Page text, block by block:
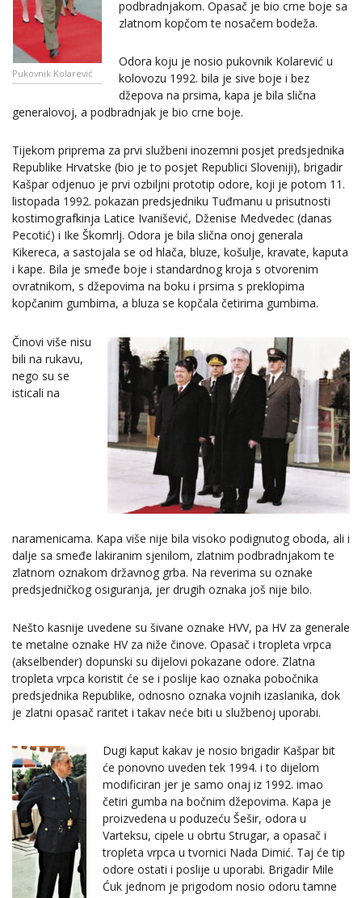
Pukovnik Kolarević
podbradnjakom. Opasač je bio crne boje sa
zlatnom kopčom te nosačem bodeža.
Odora koju je nosio pukovnik Kolarević u
kolovozu 1992. bila je sive boje i bez
džepova na prsima, kapa je bila slična
generalovoj, a podbradnjak je bio crne boje.
Tijekom priprema za prvi službeni inozemni posjet predsjednika
Republike Hrvatske (bio je to posjet Republici Sloveniji), brigadir
Kašpar odjenuo je prvi ozbiljni prototip odore, koji je potom 11.
listopada 1992. pokazan predsjedniku Tuđmanu u prisutnosti
kostimografkinja Latice Ivanišević, Dženise Medvedec (danas
Pecotić) i Ike Škomrlj. Odora je bila slična onoj generala
Kikereca, a sastojala se od hlača, bluze, košulje, kravate, kaputa
i kape. Bila je smeđe boje i standardnog kroja s otvorenim
ovratnikom, s džepovima na boku i prsima s preklopima
kopčanim gumbima, a bluza se kopčala četirima gumbima.
Činovi više nisu
bili na rukavu,
nego su se
isticali na
naramenicama. Kapa više nije bila visoko podignutog oboda, ali i
dalje sa smeđe lakiranim sjenilom, zlatnim podbradnjakom te
zlatnom oznakom državnog grba. Na reverima su oznake
predsjedničkog osiguranja, jer drugih oznaka još nije bilo.
Nešto kasnije uvedene su šivane oznake HVV, pa HV za generale
te metalne oznake HV za niže činove. Opasač i tropleta vrpca
(akselbender) dopunski su dijelovi pokazane odore. Zlatna
tropleta vrpca koristit će se i poslije kao oznaka pobočnika
predsjednika Republike, odnosno oznaka vojnih izaslanika, dok
je zlatni opasač raritet i takav neće biti u službenoj uporabi.
Dugi kaput kakav je nosio brigadir Kašpar bit
će ponovno uveden tek 1994. i to dijelom
modificiran jer je samo onaj iz 1992. imao
četiri gumba na bočnim džepovima. Kapa je
proizvedena u poduzeću Šešir, odora u
Varteksu, cipele u obrtu Strugar, a opasač i
tropleta vrpca u tvornici Nada Dimić. Taj će tip
odore ostati i poslije u uporabi. Brigadir Mile
Ćuk jednom je prigodom nosio odoru tamne